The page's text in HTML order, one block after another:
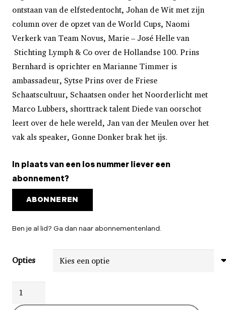
ontstaan van de elfstedentocht, Johan de Wit met zijn
column over de opzet van de World Cups, Naomi
Verkerk van Team Novus, Marie – José Helle van
Stichting Lymph & Co over de Hollandse 100. Prins
Bernhard is oprichter en Marianne Timmer is
ambassadeur, Sytse Prins over de Friese
Schaatscultuur, Schaatsen onder het Noorderlicht met
Marco Lubbers, shorttrack talent Diede van oorschot
leert over de hele wereld, Jan van der Meulen over het
vak als speaker, Gonne Donker brak het ijs.
In plaats van een los nummer liever een
abonnement?
ABONNEREN
Ben je al lid? Ga dan naar abonnementenland.
Opties
Schaatsinside